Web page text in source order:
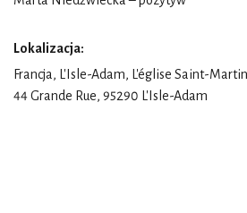
Lokalizacja:
Francja, L'Isle-Adam, L'église Saint-Martin
44 Grande Rue, 95290 L'Isle-Adam